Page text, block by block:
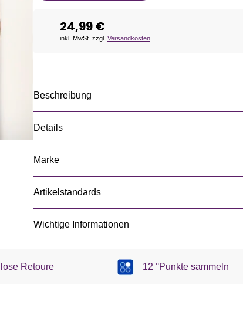
24,99 €
inkl. MwSt. zzgl. Versandkosten
Beschreibung
Details
Marke
Artikelstandards
Wichtige Informationen
Retoure 12 °Punkte sammeln